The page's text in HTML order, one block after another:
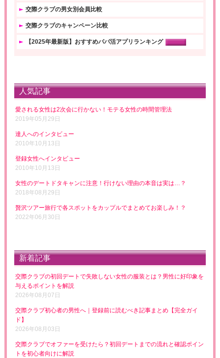
交際クラブの男女別会員比較
交際クラブのキャンペーン比較
【2025年最新版】おすすめパパ活アプリランキング
人気記事
愛される女性は2次会に行かない！モテる女性の時間管理法
2019年05月29日
達人へのインタビュー
2010年10月13日
登録女性へインタビュー
2010年10月13日
女性のデートドタキャンに注意！行けない理由の本音は実は…？
2018年08月29日
贅沢ツアー旅行で各スポットをカップルでまとめてお楽しみ！？
2022年06月30日
新着記事
交際クラブの初回デートで失敗しない女性の服装とは？男性に好印象を
与えるポイントを解説
2026年08月07日
交際クラブ初心者の男性へ｜登録前に読むべき記事まとめ【完全ガイ
ド】
2026年08月03日
交際クラブでオファーを受けたら？初回デートまでの流れと確認ポイン
トを初心者向けに解説